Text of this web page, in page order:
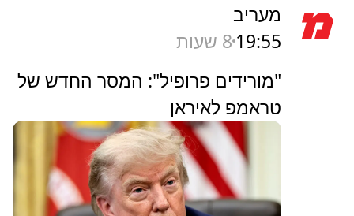
מעריב
19:55 8 שעות
"מורידים פרופיל": המסר החדש של
טראמפ לאיראן